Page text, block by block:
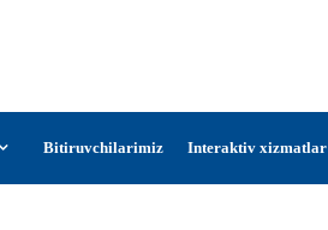
Bitiruvchilarimiz Interaktiv xizmatlar